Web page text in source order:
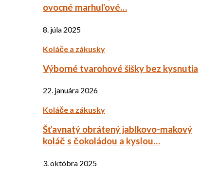
ovocné marhuľové…
8. júla 2025
Koláče a zákusky
Výborné tvarohové šišky bez kysnutia
22. januára 2026
Koláče a zákusky
Šťavnatý obrátený jablkovo-makový
koláč s čokoládou a kyslou…
3. októbra 2025